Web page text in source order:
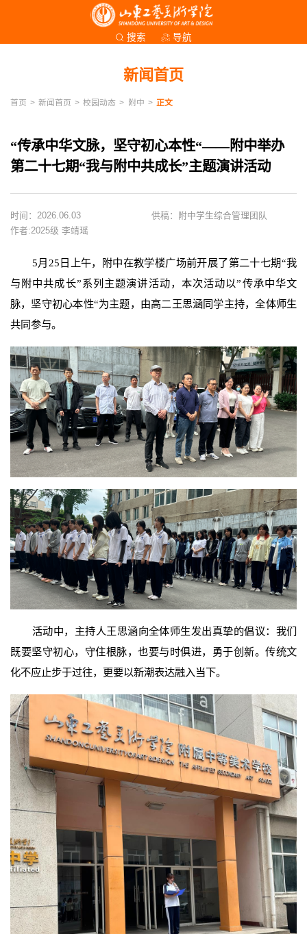
搜索 导航
新闻首页
首页 > 新闻首页 > 校园动态 > 附中 > 正文
“传承中华文脉，坚守初心本性“——附中举办
第二十七期“我与附中共成长”主题演讲活动
时间：2026.06.03
供稿：附中学生综合管理团队
作者:2025级 李靖瑶
5月 25 日上午，附中在教学楼广场前开展了第二十七期“我
与附中共成长”系列主题演讲活动，本次活动以”传承中华文
脉，坚守初心本性“为主题，由高二王思涵同学主持，全体师生
共同参与。
活动中，主持人王思涵向全体师生发出真挚的倡议：我们
既要坚守初心，守住根脉，也要与时俱进，勇于创新。传统文
化不应止步于过往，更要以新潮表达融入当下。